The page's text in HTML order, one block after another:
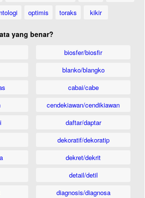
optimis toraks kikir
yang benar?
biosfer/biosfir
blanko/blangko
cabai/cabe
cendekiawan/cendikiawan
daftar/daptar
dekoratif/dekoratip
dekret/dekrit
detail/detil
diagnosis/diagnosa